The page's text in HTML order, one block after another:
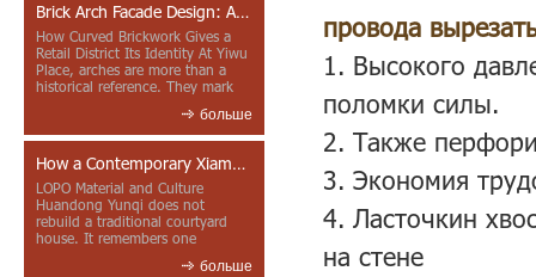
Brick Arch Facade Design: A Closer Look at Yiwu Place
How Curved Brickwork Gives a
Retail District Its Identity At Yiwu
Place, arches are more than a
historical reference. They mark
больше
How a Contemporary Xiamen Project Reframes Minnan Red Brick
LOPO Material and Culture
Huandong Yunqi does not
rebuild a traditional courtyard
house. It remembers one
больше
провода
1. Высокого
поломки силы.
2. Также
3. Экономия
4. Ласточкин
на стене